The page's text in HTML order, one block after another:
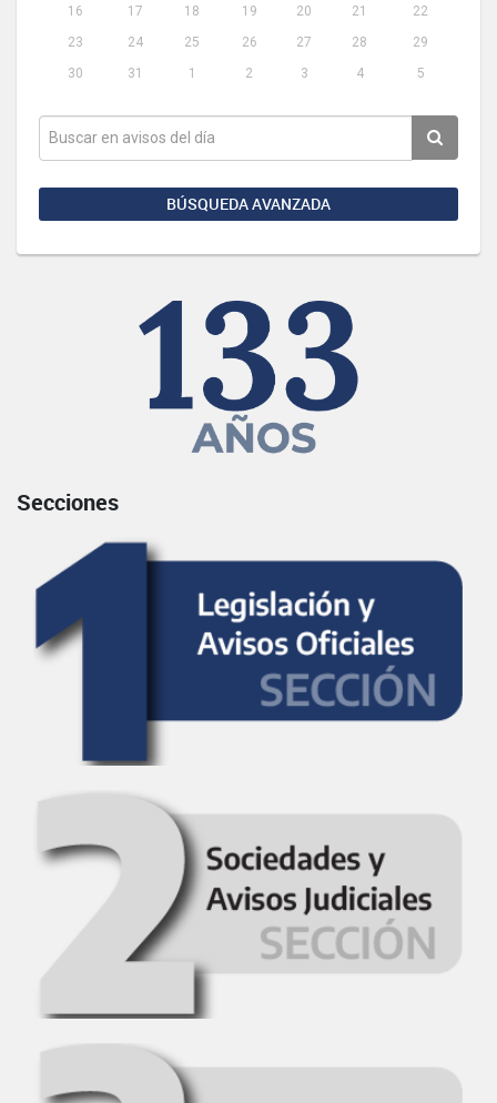
16
17 18 19 20 21
22
23
24 25 26 27 28
29
30
31 1 2 3 4 5
BÚSQUEDA AVANZADA
Secciones